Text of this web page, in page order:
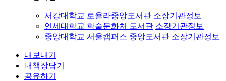
서강대학교 로욜라중앙도서관 소장기관정보
연세대학교 학술문화처 도서관 소장기관정보
중앙대학교 서울캠퍼스 중앙도서관 소장기관정보
내보내기
내책장담기
공유하기